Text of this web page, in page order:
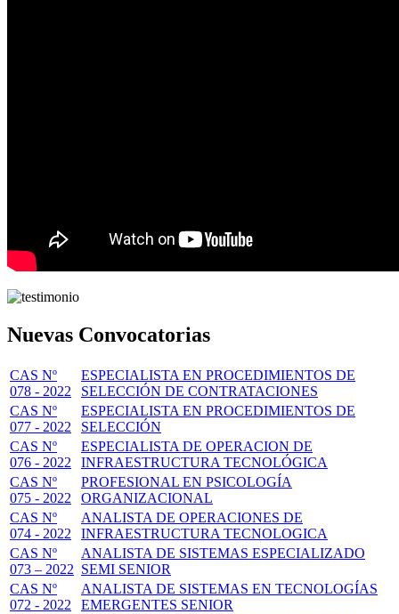
Nuevas Convocatorias
CAS Nº
078 - 2022
ESPECIALISTA EN PROCEDIMIENTOS DE
SELECCIÓN DE CONTRATACIONES
CAS Nº
077 - 2022
ESPECIALISTA EN PROCEDIMIENTOS DE
SELECCIÓN
CAS Nº
076 - 2022
ESPECIALISTA DE OPERACION DE
INFRAESTRUCTURA TECNOLÓGICA
CAS Nº
075 - 2022
PROFESIONAL EN PSICOLOGÍA
ORGANIZACIONAL
CAS Nº
074 - 2022
ANALISTA DE OPERACIONES DE
INFRAESTRUCTURA TECNOLOGICA
CAS Nº
073 – 2022
ANALISTA DE SISTEMAS ESPECIALIZADO
SEMI SENIOR
CAS Nº
072 - 2022
ANALISTA DE SISTEMAS EN TECNOLOGÍAS
EMERGENTES SENIOR